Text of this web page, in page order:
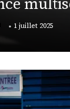
1 juillet 2025